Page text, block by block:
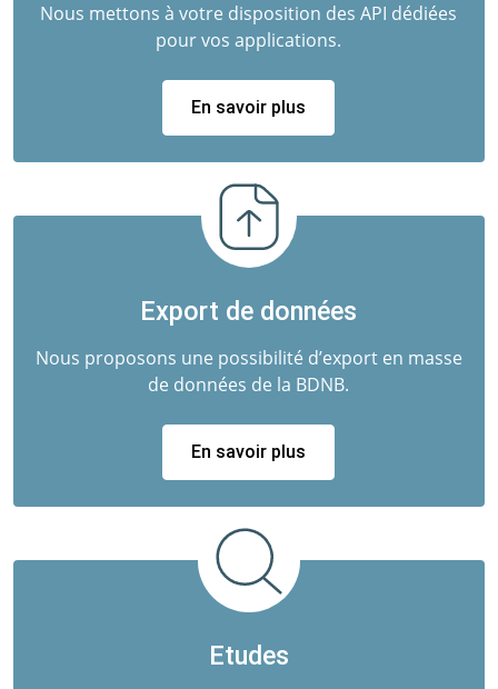
Nous mettons à votre disposition des API dédiées
pour vos applications.
En savoir plus
Export de données
Nous proposons une possibilité d’export en masse
de données de la BDNB.
En savoir plus
Etudes